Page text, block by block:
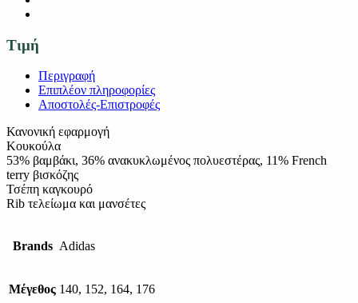
Τιμή
Περιγραφή
Επιπλέον πληροφορίες
Αποστολές-Επιστροφές
Κανονική εφαρμογή
Κουκούλα
53% βαμβάκι, 36% ανακυκλωμένος πολυεστέρας, 11% French
terry βισκόζης
Τσέπη καγκουρό
Rib τελείωμα και μανσέτες
Brands Adidas
Μέγεθος 140, 152, 164, 176